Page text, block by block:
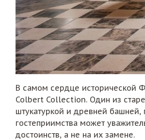
В самом сердце исторической
Colbert Collection. Один из
штукатуркой и древней
гостеприимства может
достоинств, а не на их замене.